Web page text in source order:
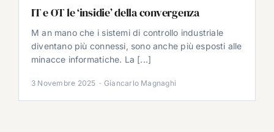
IT e OT le ‘insidie’ della convergenza
M an mano che i sistemi di controllo industriale
diventano più connessi, sono anche più esposti alle
minacce informatiche. La [...]
3 Novembre 2025 · Giancarlo Magnaghi